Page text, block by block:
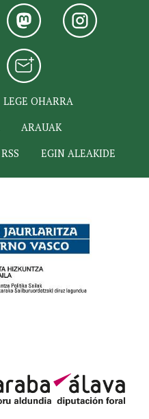
LEGE OHARRA
ARAUAK
RSS EGIN ALEAKIDE